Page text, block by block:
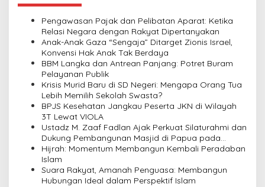
Pengawasan Pajak dan Pelibatan Aparat: Ketika
Relasi Negara dengan Rakyat Dipertanyakan
Anak-Anak Gaza “Sengaja” Ditarget Zionis Israel,
Konvensi Hak Anak Tak Berdaya
BBM Langka dan Antrean Panjang: Potret Buram
Pelayanan Publik
Krisis Murid Baru di SD Negeri: Mengapa Orang Tua
Lebih Memilih Sekolah Swasta?
BPJS Kesehatan Jangkau Peserta JKN di Wilayah
3T Lewat VIOLA
Ustadz M. Zaaf Fadlan Ajak Perkuat Silaturahmi dan
Dukung Pembangunan Masjid di Papua pada
Pengajian Yayasan Alimbas Insan Cita
Hijrah: Momentum Membangun Kembali Peradaban
Islam
Suara Rakyat, Amanah Penguasa: Membangun
Hubungan Ideal dalam Perspektif Islam